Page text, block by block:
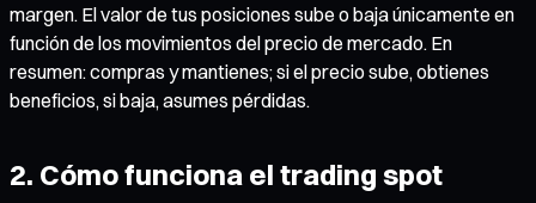
margen. El valor de tus posiciones sube o baja únicamente en
función de los movimientos del precio de mercado. En
resumen: compras y mantienes; si el precio sube, obtienes
beneficios, si baja, asumes pérdidas.
2. Cómo funciona el trading spot